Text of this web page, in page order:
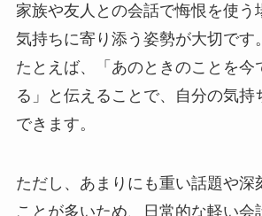
家族や友人との会話で悔恨を使う
気持ちに寄り添う姿勢が大切です。
たとえば、「あのときのことを今
る」と伝えることで、自分の気持
できます。
ただし、あまりにも重い話題や深
ことが多いため、日常的な軽い会